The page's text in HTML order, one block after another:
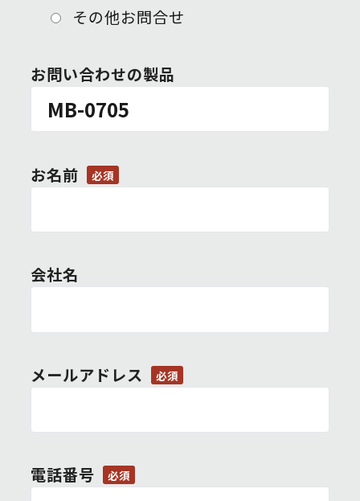
その他お問合せ
お問い合わせの製品
お名前 必須
会社名
メールアドレス 必須
電話番号 必須